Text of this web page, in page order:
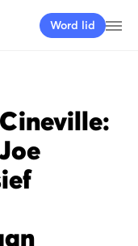
Word lid